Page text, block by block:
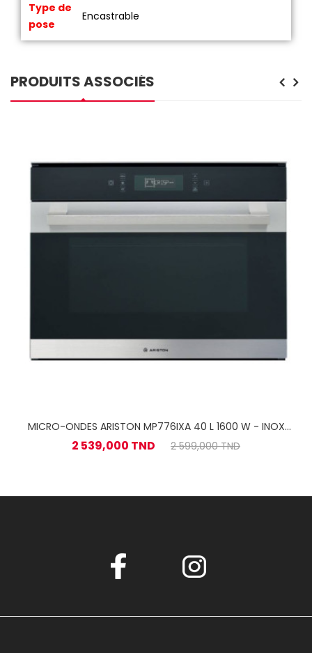
Type de
pose
Encastrable
PRODUITS ASSOCIÉS
MICRO-ONDES ARISTON MP776IXA 40 L 1600 W - INOX
45 CM
2 539,000 TND 2 599,000 TND